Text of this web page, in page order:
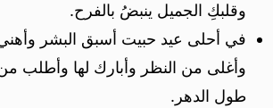
وقلبكِ الجميل ينبضُ بالفرح.
في أحلى عيد حبيت أسبق البشر وأهني
وأغلى من النظر وأبارك لها وأطلب
طول الدهر.